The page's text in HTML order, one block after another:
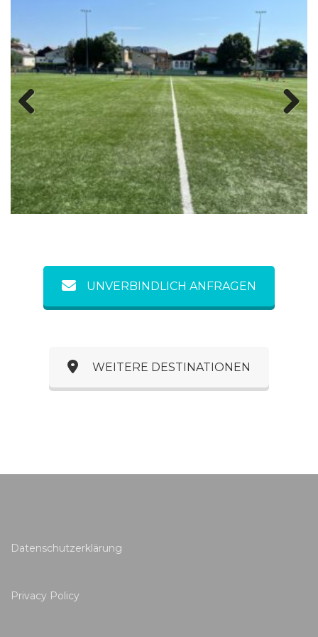
Previous Next
UNVERBINDLICH ANFRAGEN
WEITERE DESTINATIONEN
Datenschutzerklärung
Privacy Policy